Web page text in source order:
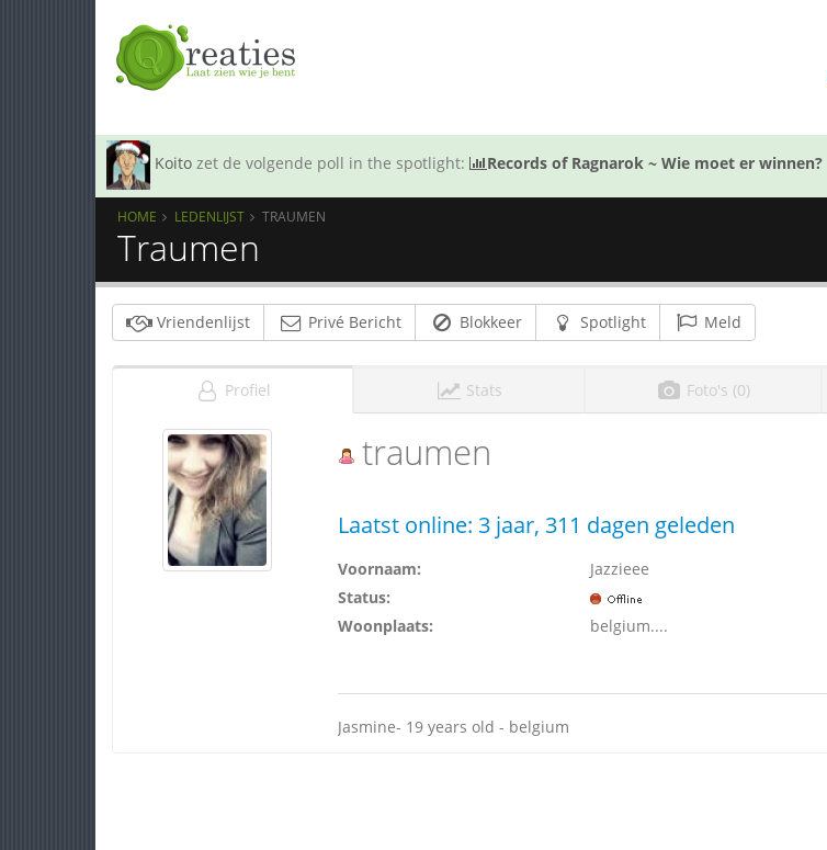
Koito zet de volgende poll in the spotlight: Records of Ragnarok ~ Wie moet er winnen?
HOME LEDENLIJST TRAUMEN
Traumen
Vriendenlijst Privé Bericht Blokkeer Spotlight Meld
Profiel Stats Foto's (0)
traumen
Laatst online: 3 jaar, 311 dagen geleden
Voornaam:
Jazzieee
Status:
Woonplaats:
belgium....
Jasmine- 19 years old - belgium